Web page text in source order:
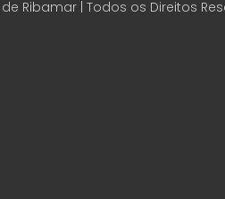
Ribamar | Todos os Direitos